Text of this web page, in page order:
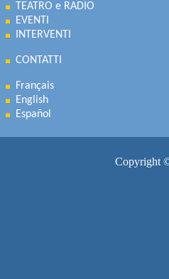
TEATRO e RADIO
EVENTI
INTERVENTI
CONTATTI
Français
English
Español
Copyright